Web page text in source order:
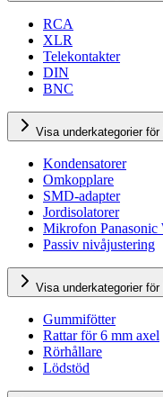
RCA
XLR
Telekontakter
DIN
BNC
Visa underkategorier för
Kondensatorer
Omkopplare
SMD-adapter
Jordisolatorer
Mikrofon
Passiv nivåjustering
Visa underkategorier för
Gummifötter
Rattar för 6 mm axel
Rörhållare
Lödstöd